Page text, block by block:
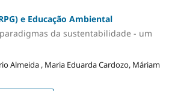
e Educação Ambiental
da sustentabilidade - um
Almeida , Maria Eduarda Cardozo, Máriam